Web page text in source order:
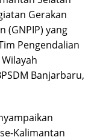
Gerakan
(GNPIP) yang
Pengendalian
Banjarbaru,
Kalimantan